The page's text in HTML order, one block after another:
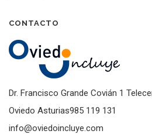
CONTACTO
Dr. Francisco Grande Covián 1
Oviedo Asturias985 119 131
info@oviedoincluye.com